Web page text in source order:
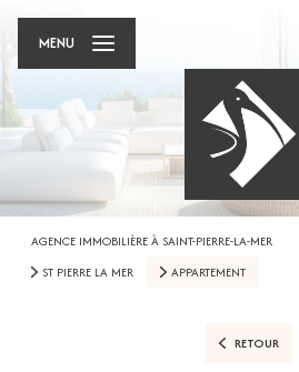
MENU
AGENCE IMMOBILIÈRE À SAINT-PIERRE-LA-MER
ST PIERRE LA MER
APPARTEMENT
RETOUR